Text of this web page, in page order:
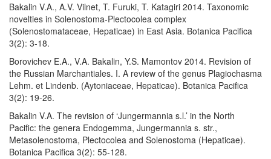
Bakalin V.A., A.V. Vilnet, T. Furuki, T. Katagiri 2014. Taxonomic
novelties in Solenostoma-Plectocolea complex
(Solenostomataceae, Hepaticae) in East Asia. Botanica Pacifica
3(2): 3-18.
Borovichev E.A., V.A. Bakalin, Y.S. Mamontov 2014. Revision of
the Russian Marchantiales. I. A review of the genus Plagiochasma
Lehm. et Lindenb. (Aytoniaceae, Hepaticae). Botanica Pacifica
3(2): 19-26.
Bakalin V.A. The revision of ‘Jungermannia s.l.’ in the North
Pacific: the genera Endogemma, Jungermannia s. str.,
Metasolenostoma, Plectocolea and Solenostoma (Hepaticae).
Botanica Pacifica 3(2): 55-128.